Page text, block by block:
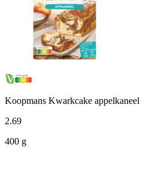
Koopmans Kwarkcake appelkaneel
2.69
400 g